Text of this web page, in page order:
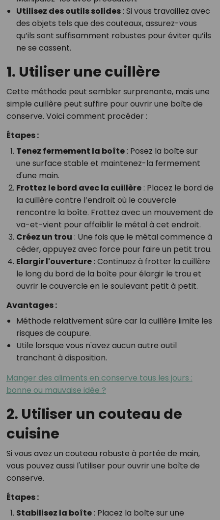
Utilisez des outils solides: Si vous travaillez avec
des objets tels que des couteaux, assurez-vous
qu’ils sont suffisamment robustes pour éviter qu’ils
ne se cassent.
1. Utiliser une cuillère
Cette méthode peut sembler surprenante, mais une
simple cuillère peut suffire pour ouvrir une boîte de
conserve. Voici comment procéder :
Étapes :
Tenez fermement la boîte: Posez la boîte sur
une surface stable et maintenez-la fermement
d'une main.
Frottez le bord avec la cuillère: Placez le bord de
la cuillère contre l’endroit où le couvercle
rencontre la boîte. Frottez avec un mouvement de
va-et-vient pour affaiblir le métal à cet endroit.
Créez un trou : Une fois que le métal commence à
céder, appuyez avec force pour faire un petit trou.
Elargir l'ouverture: Continuez à frotter la cuillère
le long du bord de la boîte pour élargir le trou et
ouvrir le couvercle en le soulevant petit à petit.
Avantages :
Méthode relativement sûre car la cuillère limite les
risques de coupure.
Utile lorsque vous n'avez aucun autre outil
tranchant à disposition.
Manger des aliments en conserve tous les jours :
bonne ou mauvaise idée ?
2. Utiliser un couteau de
cuisine
Si vous avez un couteau robuste à portée de main,
vous pouvez aussi l'utiliser pour ouvrir une boîte de
conserve.
Étapes :
Stabilisez la boîte: Placez la boîte sur une